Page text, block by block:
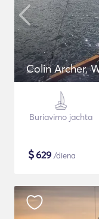
Colin Archer,
Buriavimo jachta
$629 /diena